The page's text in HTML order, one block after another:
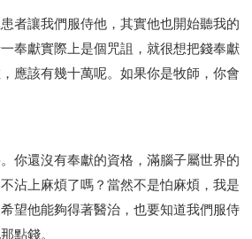
者讓我們服侍他，其實他也開始聽我的
奉獻實際上是個咒詛，就很想把錢奉獻
應該有幾十萬呢。如果你是牧師，你會
你還沒有奉獻的資格，滿腦子屬世界的
沾上麻煩了嗎？當然不是怕麻煩，我是
望他能夠得著醫治，也要知道我們服侍
點錢。